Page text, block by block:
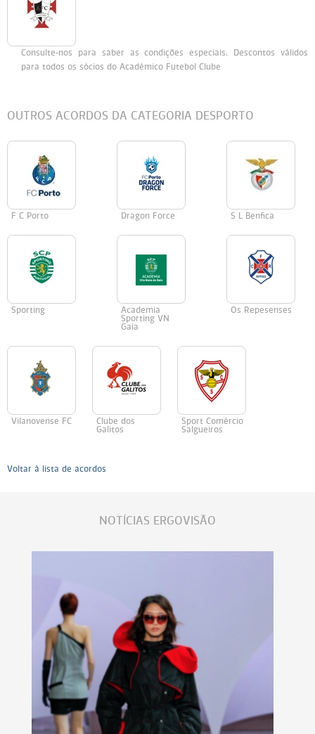
Consulte-nos para saber as condições especiais. Descontos válidos
para todos os sócios do Académico Futebol Clube
OUTROS ACORDOS DA CATEGORIA DESPORTO
F C Porto Dragon Force S L Benfica
Sporting
Academia
Sporting VN
Gaia
Os Repesenses
Vilanovense FC
Clube dos
Galitos
Sport Comércio
Salgueiros
Voltar à lista de acordos
NOTÍCIAS ERGOVISÃO
Persol
Polaroid
Vogue
Ray-Ban
Vogue Eyewear
Persol
Ray-Ban
Polaroid Kids
Ray Ban Junior